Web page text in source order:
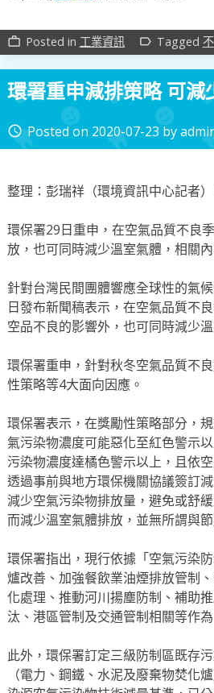
work_outline Posted in 工業資訊 label_outline Tagged
環署重申減排策略 可減
access_time Posted on 2020-07-23 by
整理：彭瑞祥（環境資訊中心記者
環保署29日重申，在空氣品質不良
放，也可同時減少溫室氣體，相關
針對台灣民間團體響應全球性的氣
日發布新聞稿表示，在空氣品質不
空品不良的影響外，也可同時減少
環保署重申，針對秋冬空氣品質不
性策略等4大面向因應。
環保署表示，在獎勵性策略部分，
氣污染物濃度可能惡化至紅色警示
污染物濃度達橘色警示以上，且依
透過事前與地方環保機關協議簽訂
減少空氣污染物排放量，避免或舒
而減少溫室氣體排放，並無所謂與
環保署指出，現行依據「空氣污染
爐改善、加強餐飲業油煙排放管制
化處理、推動河川揚塵防制、補助
汰、港區管制及交通管制相關等作為
此外，環保署訂定三級防制區既存
（電力、鋼鐵、水泥及廢棄物焚化